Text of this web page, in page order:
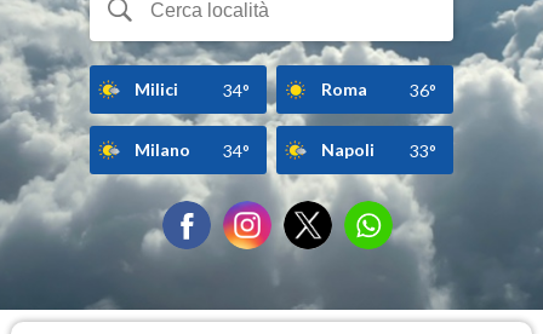
Milici 34° Roma 36°
Milano 34° Napoli 33°